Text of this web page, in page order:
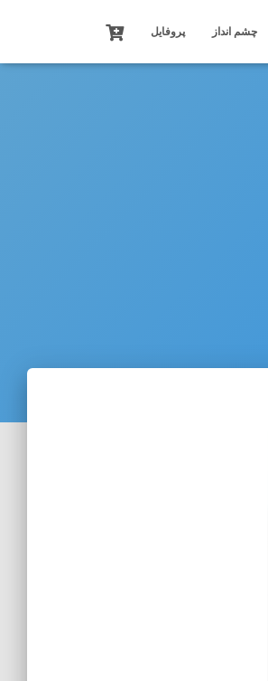
چشم انداز پروفایل